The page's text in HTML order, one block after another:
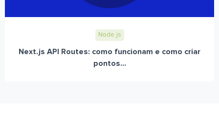
Node.js
Next.js API Routes: como funcionam e como criar
pontos...